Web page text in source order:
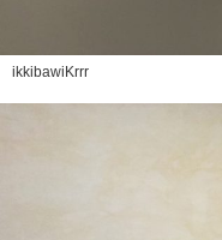
ikkibawiKrrr